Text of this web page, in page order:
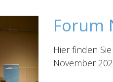
Forum
Hier finden
November